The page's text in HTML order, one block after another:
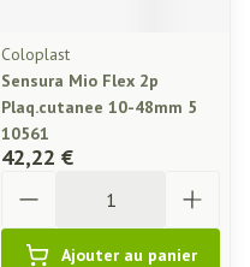
Coloplast
Sensura Mio Flex 2p
Plaq.cutanee 10-48mm 5
10561
42,22 €
Ajouter au panier